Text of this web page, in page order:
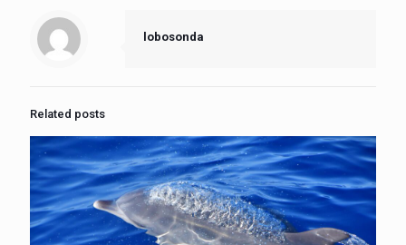
lobosonda
Related posts